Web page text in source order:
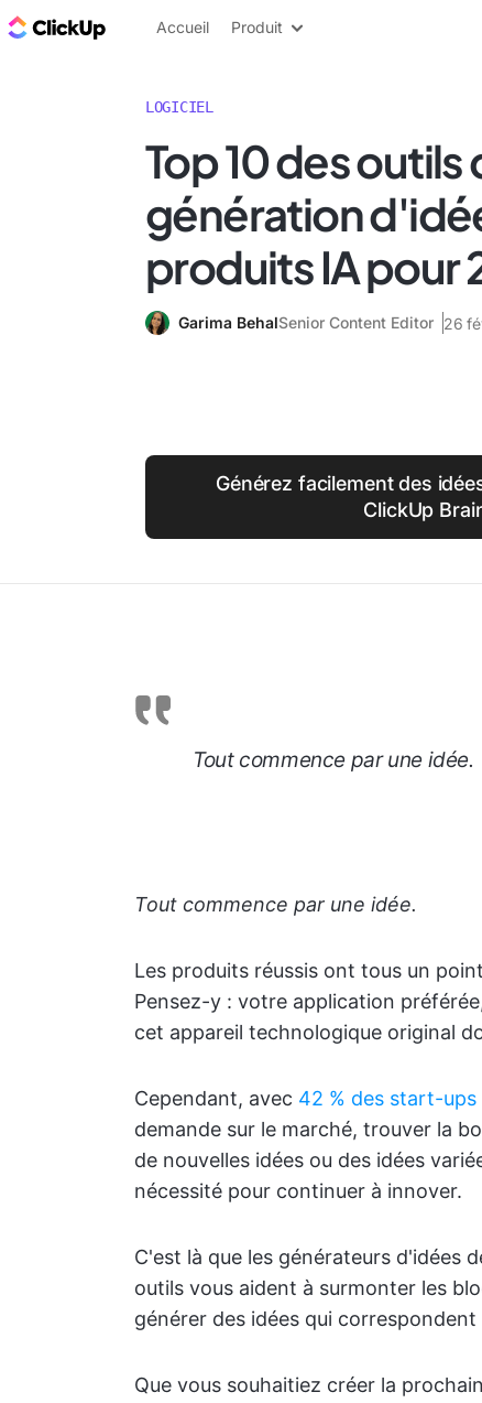
ClickUp Blog
Accueil Produit
LOGICIEL
Top 10 des outils
génération
produits IA pour
Garima BehalSenior Content Editor 26
Générez facilement des
ClickUp
Tout commence par une idée.
Tout commence par une idée.
Les produits réussis ont tous un
Pensez-y : votre application
cet appareil technologique original
Cependant, avec 42 % des start-ups
demande sur le marché, trouver la
de nouvelles idées ou des idées
nécessité pour continuer à innover.
C'est là que les générateurs d'idées
outils vous aident à surmonter les
générer des idées qui
Que vous souhaitiez créer la